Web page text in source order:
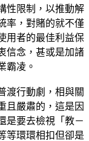
性限制，以推動解
率，對賭的就不僅
用者的最佳利益保
信念，甚或是加諸
霸凌。
渡行動劇，相與關
且嚴肅的，這是因
是要去檢視「教－
等環環相扣但卻是